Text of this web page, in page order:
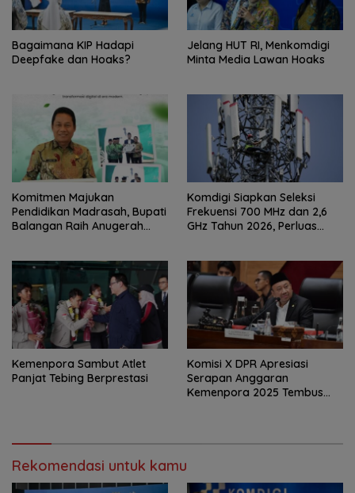
Bagaimana KIP Hadapi
Deepfake dan Hoaks?
Jelang HUT RI, Menkomdigi
Minta Media Lawan Hoaks
Komitmen Majukan
Pendidikan Madrasah, Bupati
Balangan Raih Anugerah
Komdigi Siapkan Seleksi
Frekuensi 700 MHz dan 2,6
GHz Tahun 2026, Perluas
Kemenpora Sambut Atlet
Panjat Tebing Berprestasi
Komisi X DPR Apresiasi
Serapan Anggaran
Kemenpora 2025 Tembus
Rekomendasi untuk kamu